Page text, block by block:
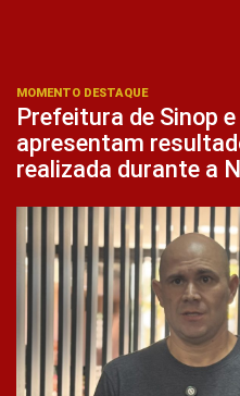
MOMENTO DESTAQUE
Prefeitura de Sinop
apresentam
realizada durante a